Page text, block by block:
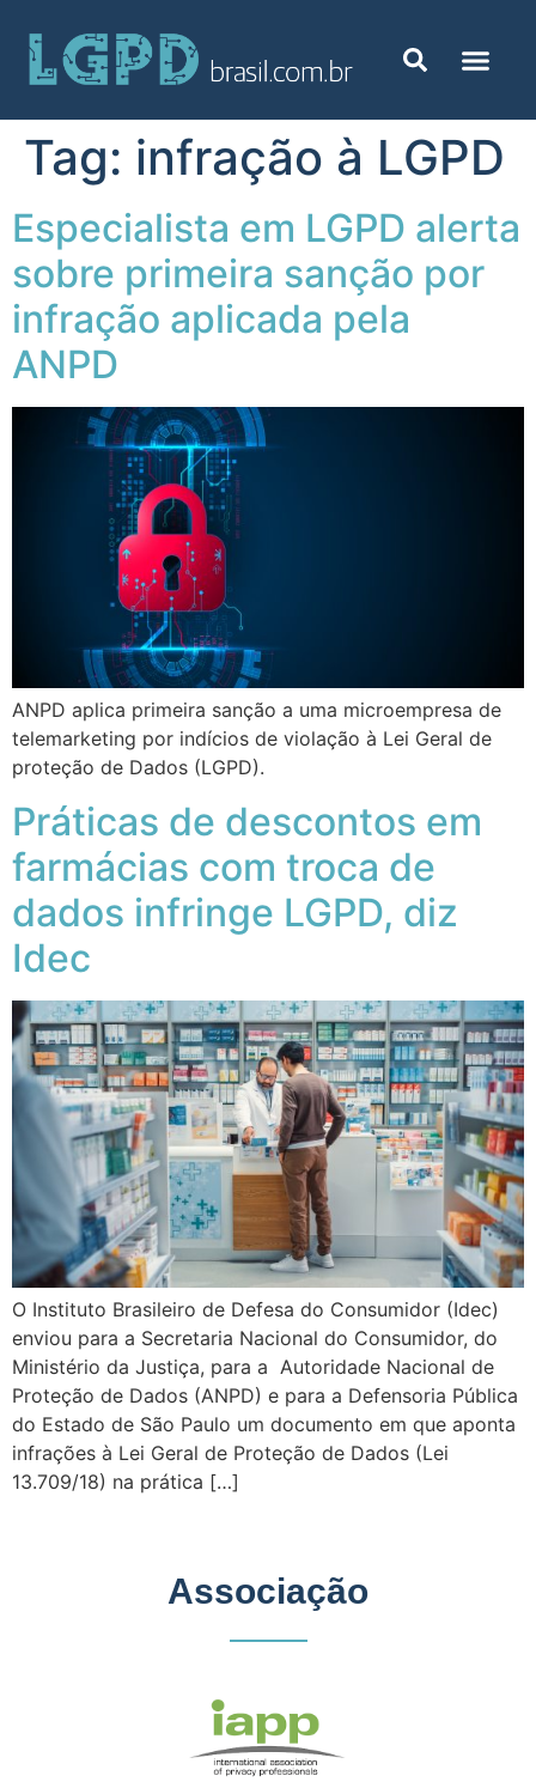
Tag: infração à LGPD
Especialista em LGPD alerta
sobre primeira sanção por
infração aplicada pela
ANPD
ANPD aplica primeira sanção a uma microempresa de
telemarketing por indícios de violação à Lei Geral de
proteção de Dados (LGPD).
Práticas de descontos em
farmácias com troca de
dados infringe LGPD, diz
Idec
O Instituto Brasileiro de Defesa do Consumidor (Idec)
enviou para a Secretaria Nacional do Consumidor, do
Ministério da Justiça, para a Autoridade Nacional de
Proteção de Dados (ANPD) e para a Defensoria Pública
do Estado de São Paulo um documento em que aponta
infrações à Lei Geral de Proteção de Dados (Lei
13.709/18) na prática […]
Associação